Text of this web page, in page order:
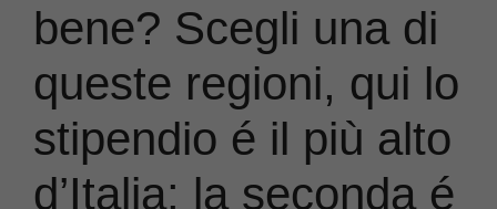
bene? Scegli una di
queste regioni, qui lo
stipendio é il più alto
d’Italia: la seconda é